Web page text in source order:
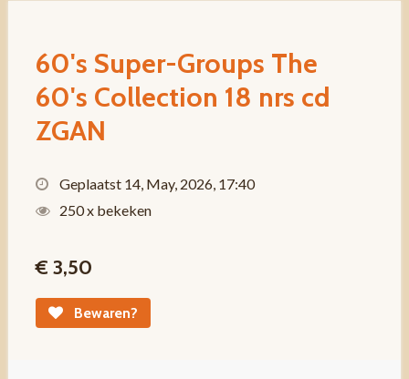
60's Super-Groups The
60's Collection 18 nrs cd
ZGAN
Geplaatst 14, May, 2026, 17:40
250 x bekeken
€ 3,50
Bewaren?